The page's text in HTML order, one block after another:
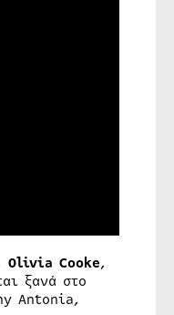
Olivia Cooke,
ξανά στο
Antonia,